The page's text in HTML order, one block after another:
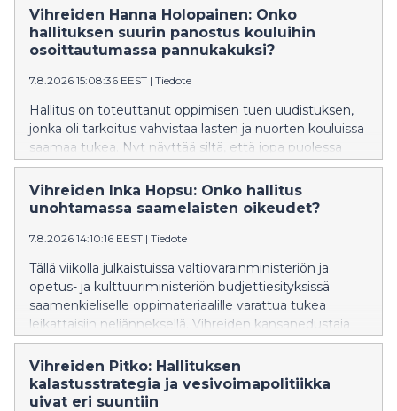
Vihreiden Hanna Holopainen: Onko
hallituksen suurin panostus kouluihin
osoittautumassa pannukakuksi?
7.8.2026 15:08:36 EEST | Tiedote
Hallitus on toteuttanut oppimisen tuen uudistuksen,
jonka oli tarkoitus vahvistaa lasten ja nuorten kouluissa
saamaa tukea. Nyt näyttää siltä, että jopa puolessa
kunnista on vaikeuksia tarjota lasten ja nuorten
tarpeiden mukaista tukea ja osassa kuntia jopa
lakkautetaan erityisluokkia. Vihreiden kansanedustaja
toimenpiteisiin.
Vihreiden Inka Hopsu: Onko hallitus
unohtamassa saamelaisten oikeudet?
7.8.2026 14:10:16 EEST | Tiedote
Tällä viikolla julkaistuissa valtiovarainministeriön ja
opetus- ja kulttuuriministeriön budjettiesityksissä
saamenkieliselle oppimateriaalille varattua tukea
leikattaisiin neljänneksellä. Vihreiden kansanedustaja
Inka Hopsu vaatii hallitusta kunnioittamaan ja
vahvistamaan saamelaisten oikeuksia ja perumaan
leikkauksen syksyn budjettiriihessä.
Vihreiden Pitko: Hallituksen
kalastusstrategia ja vesivoimapolitiikka
uivat eri suuntiin